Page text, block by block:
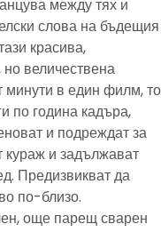
между тях и
слова на бъдещия
красива,
величествена
минути в един филм, то
по година кадъра,
и подреждат за
кураж и задължават
Предизвикват да
по-близо.
още парещ сварен